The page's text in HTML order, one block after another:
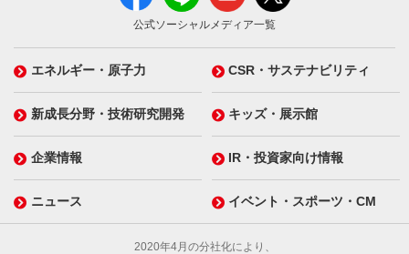
公式ソーシャルメディア一覧
エネルギー・原子力 CSR・サステナビリティ
新成長分野・技術研究開発 キッズ・展示館
企業情報 IR・投資家向け情報
ニュース イベント・スポーツ・CM
2020年4月の分社化により、